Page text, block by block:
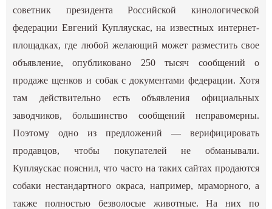
советник президента Российской кинологической
федерации Евгений Купляускас, на известных интернет-
площадках, где любой желающий может разместить свое
объявление, опубликовано 250 тысяч сообщений о
продаже щенков и собак с документами федерации. Хотя
там действительно есть объявления официальных
заводчиков, большинство сообщений неправомерны.
Поэтому одно из предложений — верифицировать
продавцов, чтобы покупателей не обманывали.
Купляускас пояснил, что часто на таких сайтах продаются
собаки нестандартного окраса, например, мраморного, а
также полностью безволосые животные. На них по